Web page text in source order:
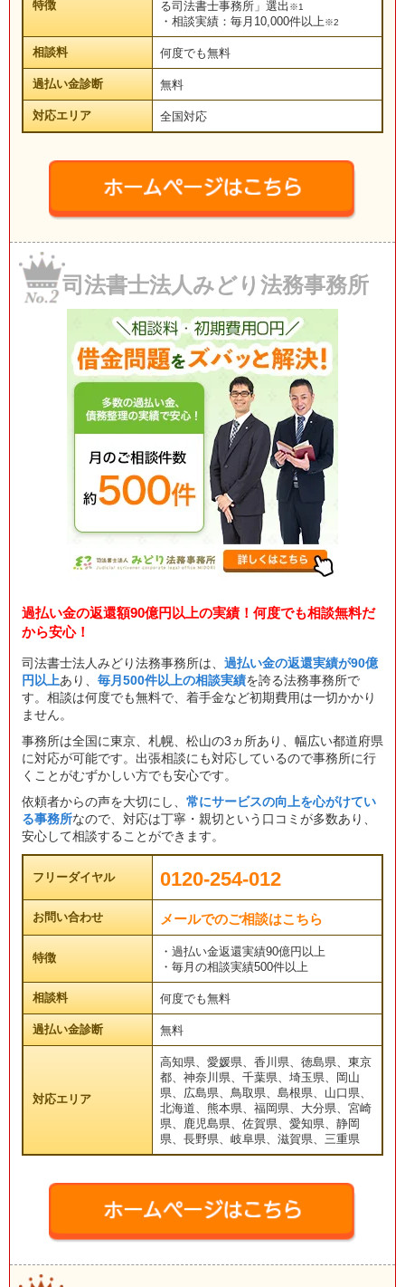
特徴
る司法書士事務所」選出 ※1
・相談実績：毎月10,000件以上※2
相談料 何度でも無料
過払い金診断 無料
対応エリア 全国対応
司法書士法人みどり法務事務所
過払い金の返還額90億円以上の実績！何度でも相談無料だ
から安心！
司法書士法人みどり法務事務所は、 過払い金の返還実績が90億
円以上あり、 毎月500件以上の相談実績を誇る法務事務所で
す。相談は何度でも無料で、着手金など初期費用は一切かかり
ません。
事務所は全国に東京、札幌、松山の3ヵ所あり、幅広い都道府県
に対応が可能です。出張相談にも対応しているので事務所に行
くことがむずかしい方でも安心です。
依頼者からの声を大切にし、 常にサービスの向上を心がけてい
る事務所なので、対応は丁寧・親切という口コミが多数あり、
安心して相談することができます。
フリーダイヤル 0120-254-012
お問い合わせ メールでのご相談はこちら
特徴
・過払い金返還実績90億円以上
・毎月の相談実績500件以上
相談料 何度でも無料
過払い金診断 無料
対応エリア
高知県、愛媛県、香川県、徳島県、東京
都、神奈川県、千葉県、埼玉県、岡山
県、広島県、鳥取県、島根県、山口県、
北海道、熊本県、福岡県、大分県、宮崎
県、鹿児島県、佐賀県、愛知県、静岡
県、長野県、岐阜県、滋賀県、三重県